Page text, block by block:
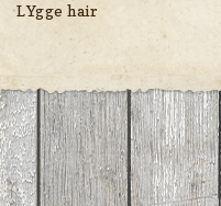
LYgge hair